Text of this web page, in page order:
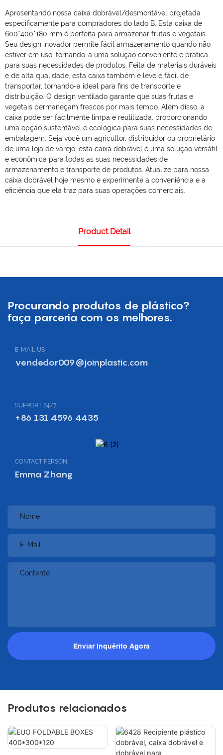
Apresentando nossa caixa dobrável/desmontável projetada
especificamente para compradores do lado B. Esta caixa de
600*400*180 mm é perfeita para armazenar frutas e vegetais.
Seu design inovador permite fácil armazenamento quando não
estiver em uso, tornando-a uma solução conveniente e prática
para suas necessidades de produtos. Feita de materiais duráveis
​​e de alta qualidade, esta caixa também é leve e fácil de
transportar, tornando-a ideal para fins de transporte e
distribuição. O design ventilado garante que suas frutas e
vegetais permaneçam frescos por mais tempo. Além disso, a
caixa pode ser facilmente limpa e reutilizada, proporcionando
uma opção sustentável e ecológica para suas necessidades de
embalagem. Seja você um agricultor, distribuidor ou proprietário
de uma loja de varejo, esta caixa dobrável é uma solução versátil
e econômica para todas as suas necessidades de
armazenamento e transporte de produtos. Atualize para nossa
caixa dobrável hoje mesmo e experimente a conveniência e a
eficiência que ela traz para suas operações comerciais.
Product Detail
Procurando produtos de plástico?
faça parceria com os melhores.
E-MAIL US
vendedor009@joinplastic.com
SUPPORT 24/7
+86 131 4596 4435
CONTACT PERSON:
Emma Zhang
Nome
E-Mail
Contente
Enviar Inquérito Agora
Produtos relacionados